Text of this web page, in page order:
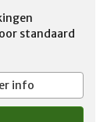
standaard
info